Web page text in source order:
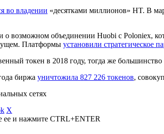
во владении «десятками миллионов» HT. В
возможном объединении Huobi с Poloniex,
Платформы установили стратегическое
токен в 2018 году, тогда же
биржа уничтожила 827 226 токенов,
сетях
X
ее и нажмите CTRL+ENTER